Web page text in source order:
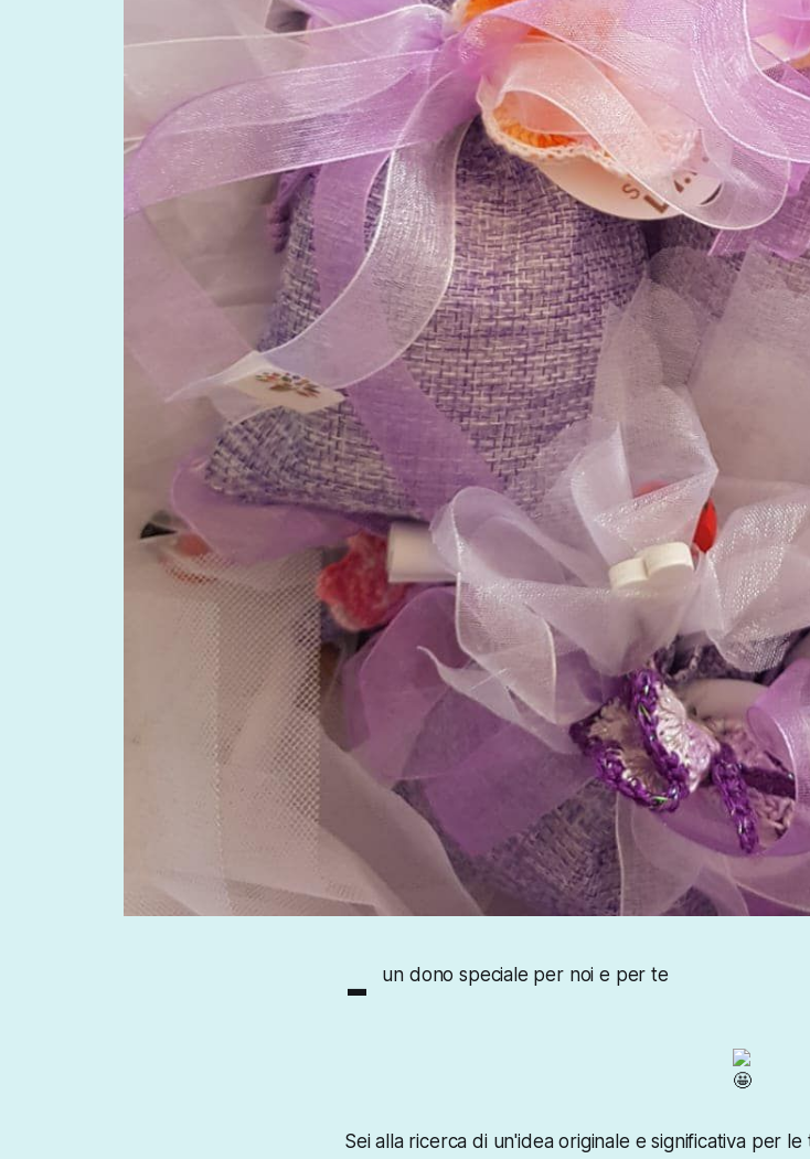
- un dono speciale per noi e per te
Sei alla ricerca di un'idea originale e significativa per